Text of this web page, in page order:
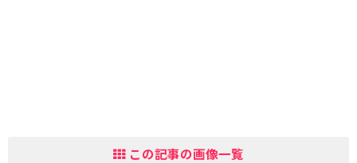
この記事の画像一覧